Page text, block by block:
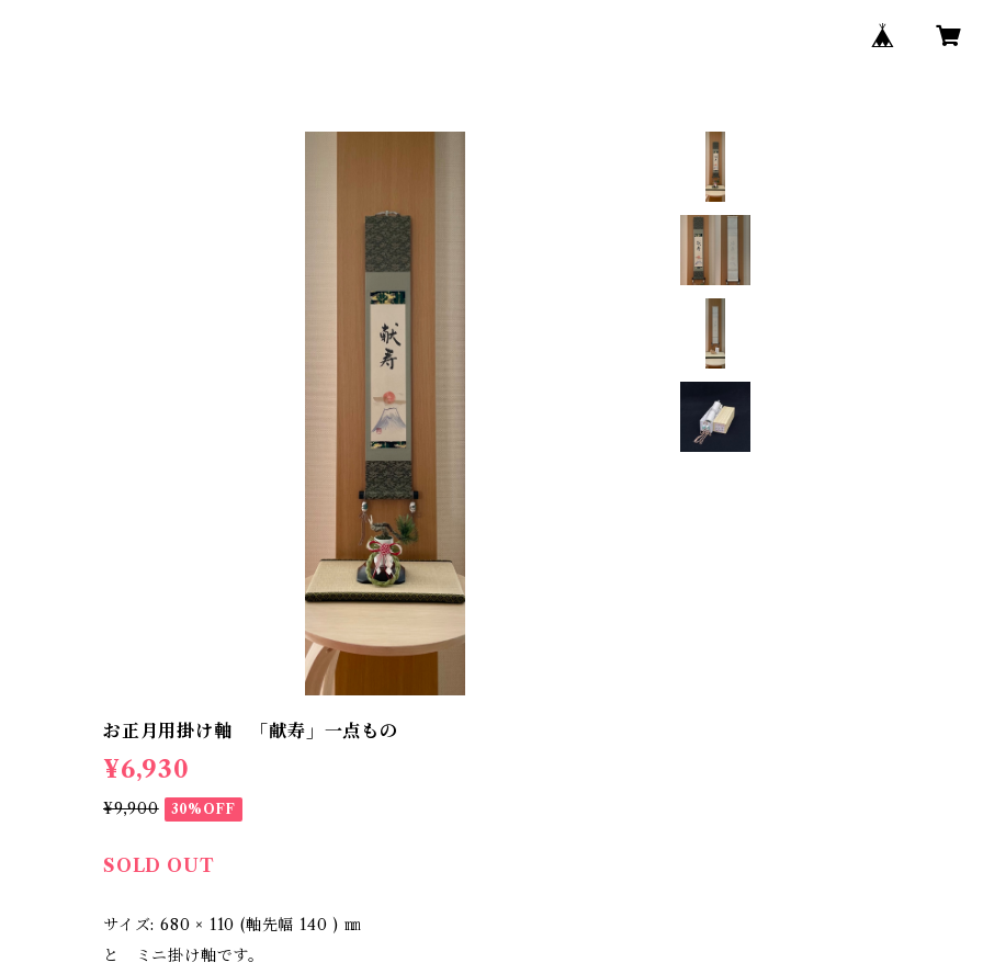
お正月用掛け軸 「献寿」一点もの
¥6,930
¥9,900 30%OFF
SOLD OUT
サイズ: 680 × 110 (軸先幅 140 ) ㎜
と ミニ掛け軸です。